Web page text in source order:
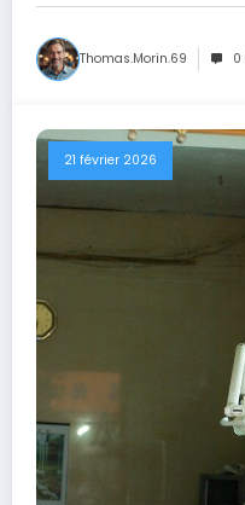
Thomas.Morin.69 0
21 février 2026